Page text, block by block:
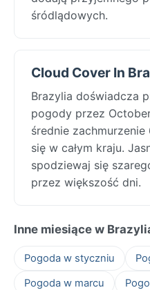
śródlądowych.
Cloud Cover In
Brazylia doświadcza
pogody przez
średnie
się w całym kraju.
spodziewaj się
przez większość dni.
Inne miesiące w
Pogoda w styczniu
Pogoda w marcu